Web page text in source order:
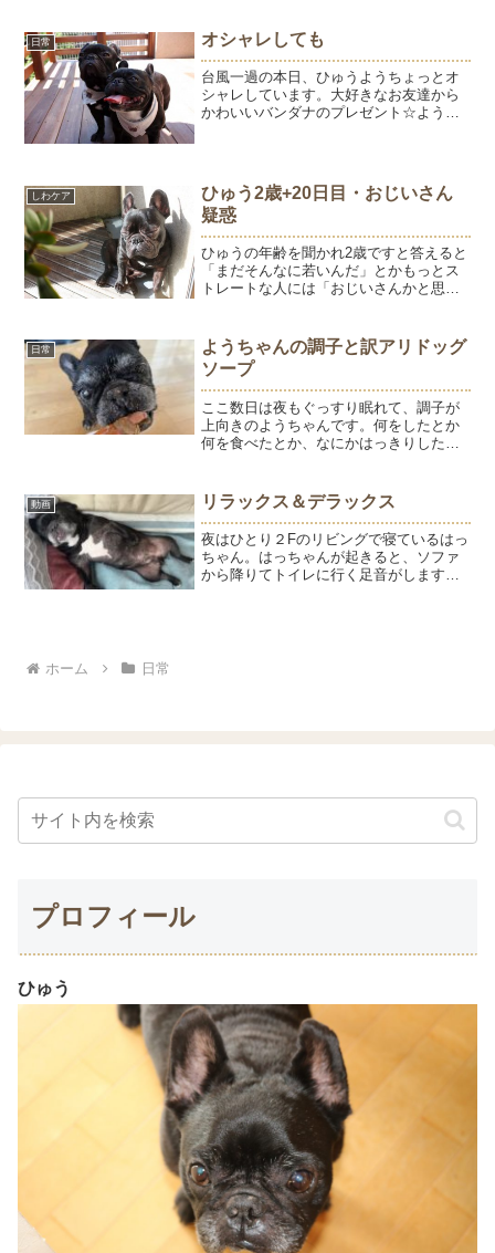
な。。。肩にできたおできは大...
日常 オシャレしても
台風一過の本日、ひゅうようちょっとオ
シャレしています。大好きなお友達から
かわいいバンダナのプレゼント☆ようち
しわケア
ひゅう2歳+20日目・おじいさん
疑惑
ひゅうの年齢を聞かれ2歳ですと答えると
「まだそんなに若いんだ」とかもっとス
トレートな人には「おじいさんかと思っ
うで、いわゆるフケ顔みたいだ。それと
真っ黒な体に白い差毛が...
日常
ようちゃんの調子と訳アリドッグ
ソープ
ここ数日は夜もぐっすり眠れて、調子が
上向きのようちゃんです。何をしたとか
何を食べたとか、なにかはっきりしたこ
い時とそうでない時があります。満月説
はあるかも？と感じるけど...
動画 リラックス＆デラックス
夜はひとり２Fのリビングで寝ているはっ
ちゃん。はっちゃんが起きると、ソファ
から降りてトイレに行く足音がします。
ホーム
日常
プロフィール
ひゅう